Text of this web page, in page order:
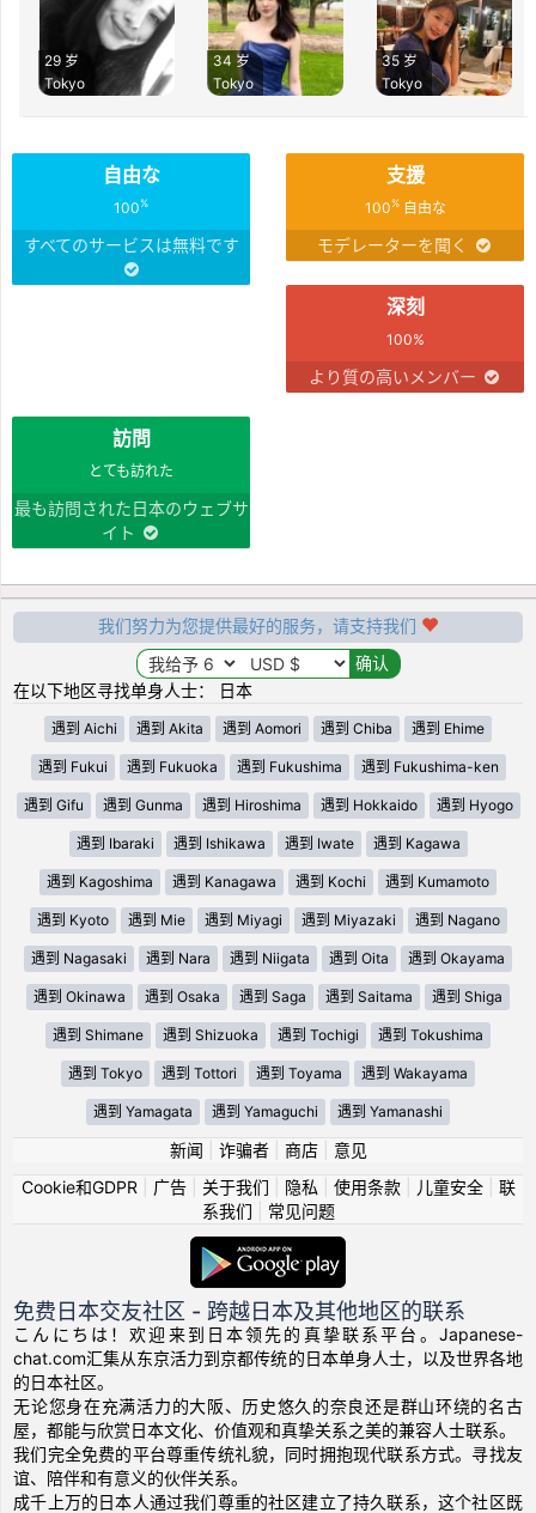
29 岁
Tokyo
34 岁
Tokyo
35 岁
Tokyo
自由な
100%
すべてのサービスは無料です
支援
100%自由な
モデレーターを聞く
深刻
100%
より質の高いメンバー
訪問
とても訪れた
最も訪問された日本のウェブサ
イト
我们努力为您提供最好的服务，请支持我们
在以下地区寻找单身人士： 日本
遇到 Aichi 遇到 Akita 遇到 Aomori 遇到 Chiba 遇到 Ehime
遇到 Fukui 遇到 Fukuoka 遇到 Fukushima 遇到 Fukushima-ken
遇到 Gifu 遇到 Gunma 遇到 Hiroshima 遇到 Hokkaido 遇到 Hyogo
遇到 Ibaraki 遇到 Ishikawa 遇到 Iwate 遇到 Kagawa
遇到 Kagoshima 遇到 Kanagawa 遇到 Kochi 遇到 Kumamoto
遇到 Kyoto 遇到 Mie 遇到 Miyagi 遇到 Miyazaki 遇到 Nagano
遇到 Nagasaki 遇到 Nara 遇到 Niigata 遇到 Oita 遇到 Okayama
遇到 Okinawa 遇到 Osaka 遇到 Saga 遇到 Saitama 遇到 Shiga
遇到 Shimane 遇到 Shizuoka 遇到 Tochigi 遇到 Tokushima
遇到 Tokyo 遇到 Tottori 遇到 Toyama 遇到 Wakayama
遇到 Yamagata 遇到 Yamaguchi 遇到 Yamanashi
新闻 诈骗者| 商店| 意见
Cookie和GDPR
广告| 关于我们 隐私 使用条款| 儿童安全| 联
系我们
常见问题
免费日本交友社区 - 跨越日本及其他地区的联系
こんにちは！欢迎来到日本领先的真挚联系平台。Japanese-
chat.com汇集从东京活力到京都传统的日本单身人士，以及世界各地
的日本社区。
无论您身在充满活力的大阪、历史悠久的奈良还是群山环绕的名古
屋，都能与欣赏日本文化、价值观和真挚关系之美的兼容人士联系。
我们完全免费的平台尊重传统礼貌，同时拥抱现代联系方式。寻找友
谊、陪伴和有意义的伙伴关系。
成千上万的日本人通过我们尊重的社区建立了持久联系，这个社区既